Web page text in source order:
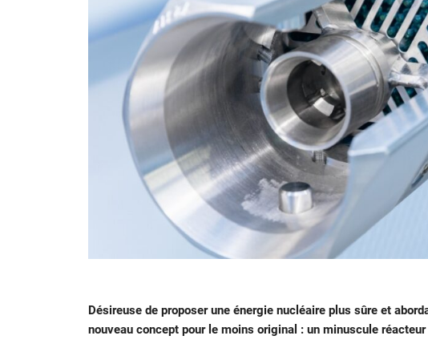
Désireuse de proposer une énergie nucléaire plus sûre et
nouveau concept pour le moins original : un minuscule